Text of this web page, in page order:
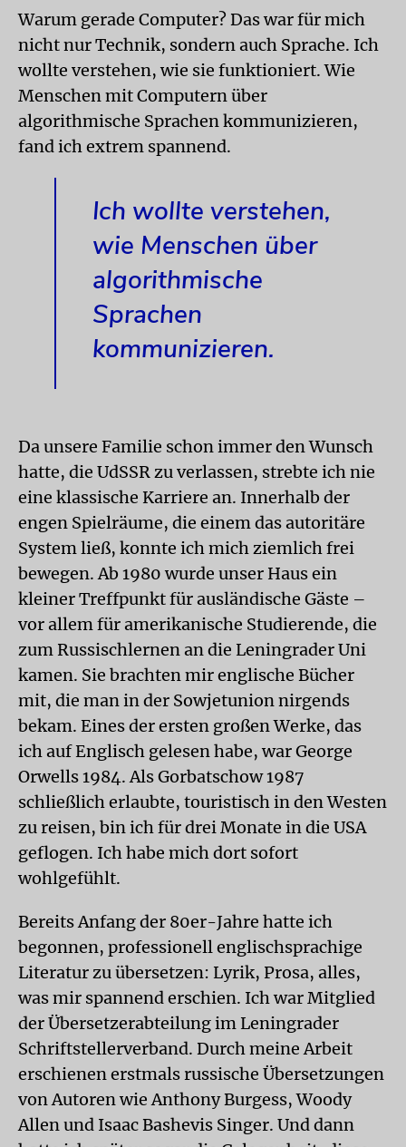
Warum gerade Computer? Das war für mich
nicht nur Technik, sondern auch Sprache. Ich
wollte verstehen, wie sie funktioniert. Wie
Menschen mit Computern über
algorithmische Sprachen kommunizieren,
fand ich extrem spannend.
Ich wollte verstehen,
wie Menschen über
algorithmische
Sprachen
kommunizieren.
Da unsere Familie schon immer den Wunsch
hatte, die UdSSR zu verlassen, strebte ich nie
eine klassische Karriere an. Innerhalb der
engen Spielräume, die einem das autoritäre
System ließ, konnte ich mich ziemlich frei
bewegen. Ab 1980 wurde unser Haus ein
kleiner Treffpunkt für ausländische Gäste –
vor allem für amerikanische Studierende, die
zum Russischlernen an die Leningrader Uni
kamen. Sie brachten mir englische Bücher
mit, die man in der Sowjetunion nirgends
bekam. Eines der ersten großen Werke, das
ich auf Englisch gelesen habe, war George
Orwells 1984. Als Gorbatschow 1987
schließlich erlaubte, touristisch in den Westen
zu reisen, bin ich für drei Monate in die USA
geflogen. Ich habe mich dort sofort
wohlgefühlt.
Bereits Anfang der 80er-Jahre hatte ich
begonnen, professionell englischsprachige
Literatur zu übersetzen: Lyrik, Prosa, alles,
was mir spannend erschien. Ich war Mitglied
der Übersetzerabteilung im Leningrader
Schriftstellerverband. Durch meine Arbeit
erschienen erstmals russische Übersetzungen
von Autoren wie Anthony Burgess, Woody
Allen und Isaac Bashevis Singer. Und dann